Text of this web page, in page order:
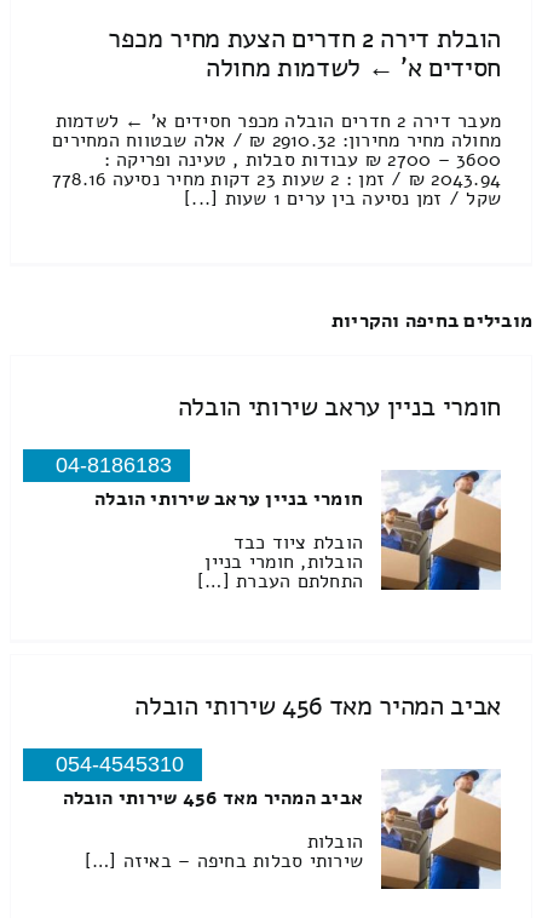
הובלת דירה 2 חדרים הצעת מחיר מכפר
חסידים א' ← לשדמות מחולה
מעבר דירה 2 חדרים הובלה מכפר חסידים א' ← לשדמות
מחולה מחיר מחירון: 2910.32 ₪ / אלה שבטווח המחירים
3600 – 2700 ₪ עבודות סבלות , טעינה ופריקה :
2043.94 ₪ / זמן : 2 שעות 23 דקות מחיר נסיעה 778.16
שקל / זמן נסיעה בין ערים 1 שעות [...]
מובילים בחיפה והקריות
חומרי בניין עראב שירותי הובלה
04-8186183
חומרי בניין עראב שירותי הובלה
הובלת ציוד כבד
הובלות, חומרי בניין
התחלתם העברת […]
אביב המהיר מאד 456 שירותי הובלה
054-4545310
אביב המהיר מאד 456 שירותי הובלה
הובלות
שירותי סבלות בחיפה – באיזה […]